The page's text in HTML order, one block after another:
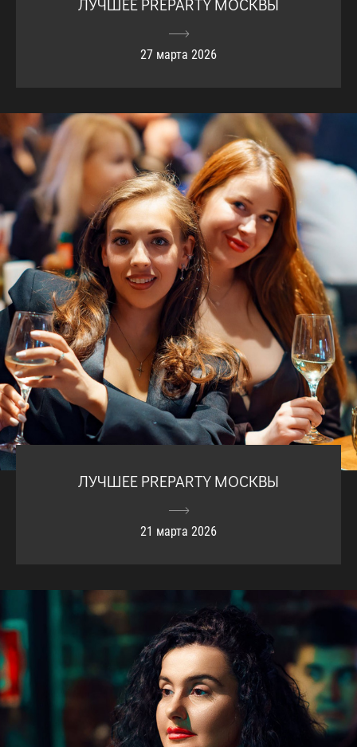
ЛУЧШЕЕ PREPARTY МОСКВЫ
27 марта 2026
ЛУЧШЕЕ PREPARTY МОСКВЫ
21 марта 2026